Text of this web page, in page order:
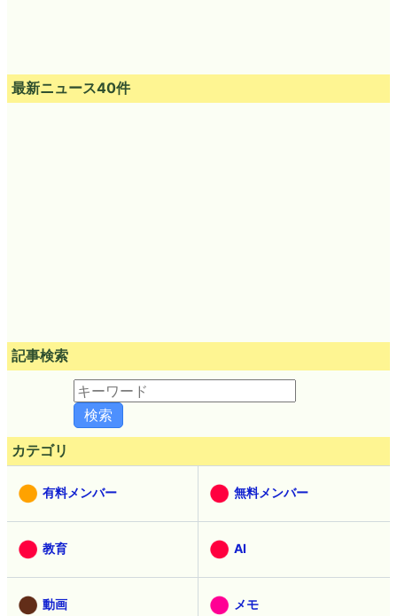
最新ニュース40件
記事検索
カテゴリ
有料メンバー 無料メンバー
教育 AI
動画 メモ